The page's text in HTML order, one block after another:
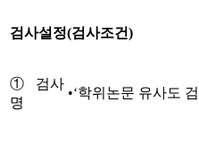
검사설정(검사조건)
①검사
명
•‘학위논문 유사도